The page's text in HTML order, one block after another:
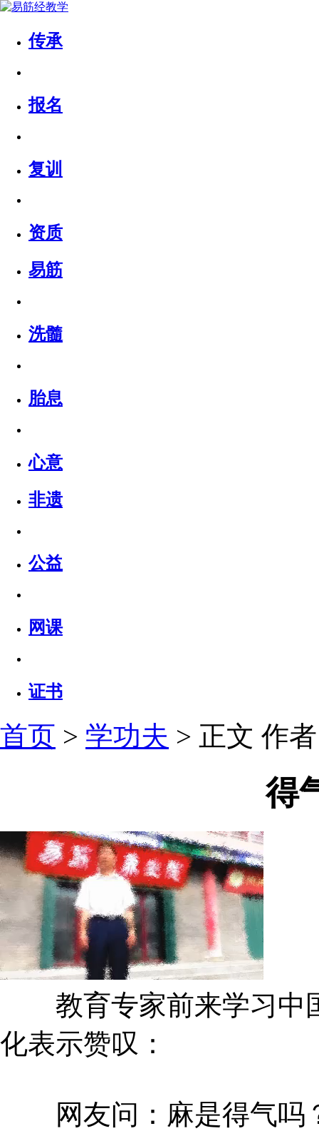
传承
报名
复训
资质
易筋
洗髓
胎息
心意
非遗
公益
网课
证书
首页 > 学功夫 > 正文 作
得
教育专家前来学习中
化表示赞叹：
网友问：麻是得气吗